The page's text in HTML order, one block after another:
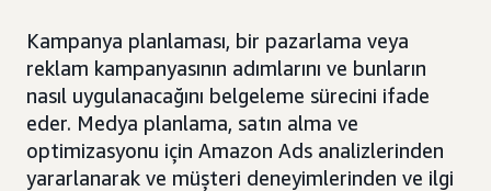
Kampanya planlaması, bir pazarlama veya
reklam kampanyasının adımlarını ve bunların
nasıl uygulanacağını belgeleme sürecini ifade
eder. Medya planlama, satın alma ve
optimizasyonu için Amazon Ads analizlerinden
yararlanarak ve müşteri deneyimlerinden ve ilgi